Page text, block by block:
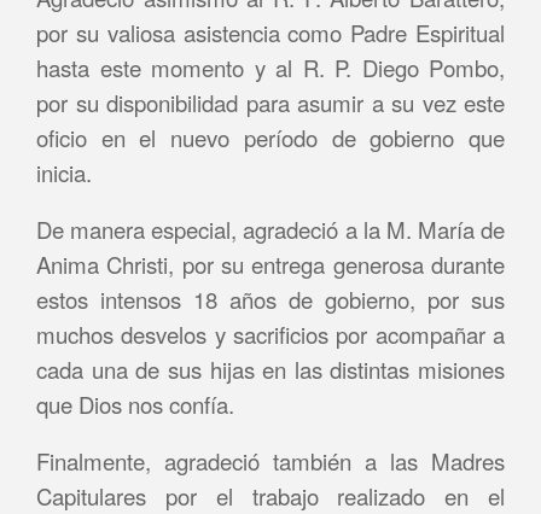
por su valiosa asistencia como Padre Espiritual
hasta este momento y al R. P. Diego Pombo,
por su disponibilidad para asumir a su vez este
oficio en el nuevo período de gobierno que
inicia.
De manera especial, agradeció a la M. María de
Anima Christi, por su entrega generosa durante
estos intensos 18 años de gobierno, por sus
muchos desvelos y sacrificios por acompañar a
cada una de sus hijas en las distintas misiones
que Dios nos confía.
Finalmente, agradeció también a las Madres
Capitulares por el trabajo realizado en el